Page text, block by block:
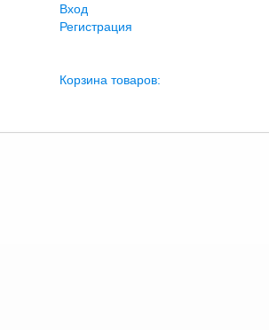
Вход
Регистрация
Корзина товаров: